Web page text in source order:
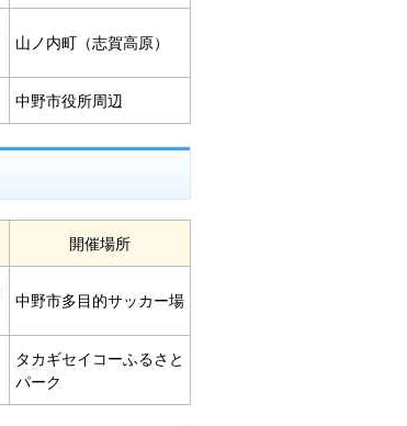
山ノ内町（志賀高原）
中野市役所周辺
開催場所
中野市多目的サッカー場
タカギセイコーふるさと
パーク